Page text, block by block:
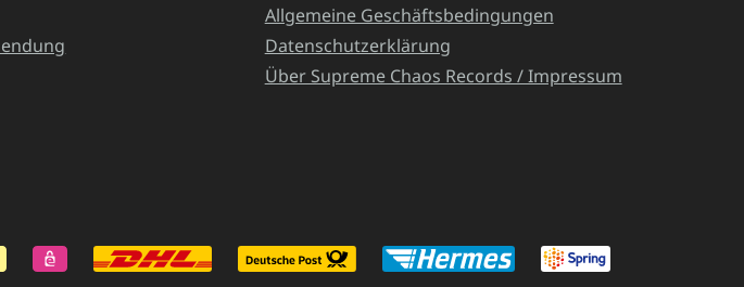
Allgemeine Geschäftsbedingungen
Datenschutzerklärung
Über Supreme Chaos Records / Impressum